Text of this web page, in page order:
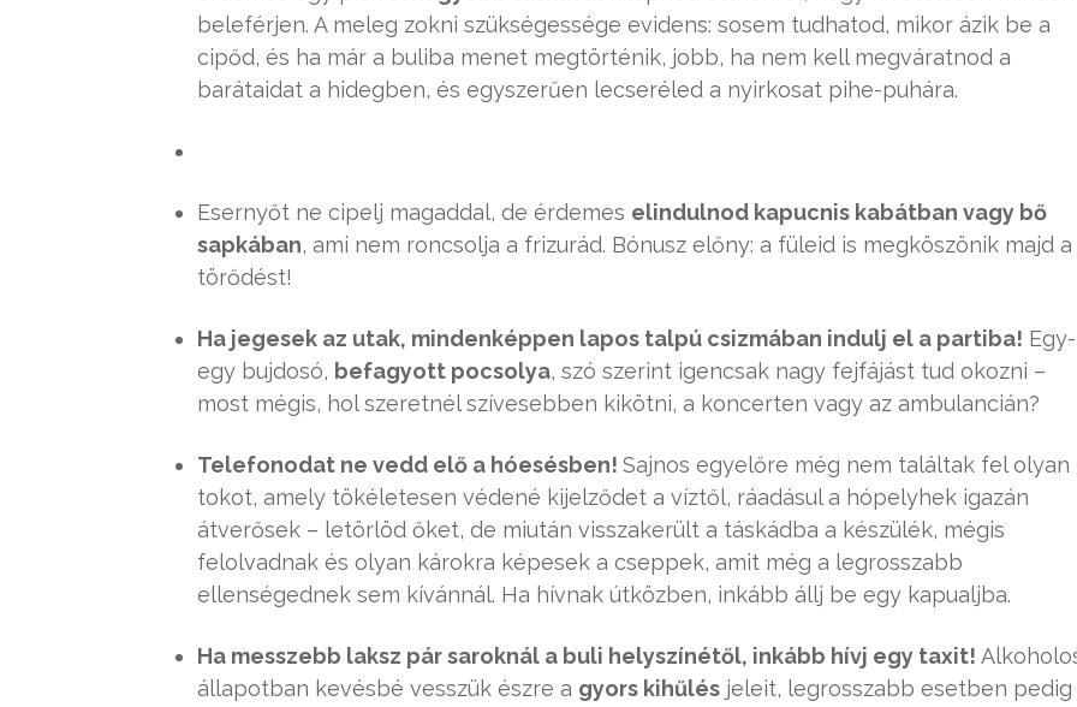
beleférjen. A meleg zokni szükségessége evidens: sosem tudhatod, mikor ázik be a
cipőd, és ha már a buliba menet megtörténik, jobb, ha nem kell megváratnod a
barátaidat a hidegben, és egyszerűen lecseréled a nyirkosat pihe-puhára.
Esernyőt ne cipelj magaddal, de érdemes elindulnod kapucnis kabátban vagy bő
sapkában, ami nem roncsolja a frizurád. Bónusz előny: a füleid is megköszönik majd a
törődést!
Ha jegesek az utak, mindenképpen lapos talpú csizmában indulj el a partiba! Egy-
egy bujdosó, befagyott pocsolya, szó szerint igencsak nagy fejfájást tud okozni –
most mégis, hol szeretnél szívesebben kikötni, a koncerten vagy az ambulancián?
Telefonodat ne vedd elő a hóesésben! Sajnos egyelőre még nem találtak fel olyan
tokot, amely tökéletesen védené kijelződet a víztől, ráadásul a hópelyhek igazán
átverősek – letörlöd őket, de miután visszakerült a táskádba a készülék, mégis
felolvadnak és olyan károkra képesek a cseppek, amit még a legrosszabb
ellenségednek sem kívánnál. Ha hívnak útközben, inkább állj be egy kapualjba.
Ha messzebb laksz pár saroknál a buli helyszínétől, inkább hívj egy taxit!
állapotban kevésbé vesszük észre a gyors kihűlés jeleit, legrosszabb esetben pedig